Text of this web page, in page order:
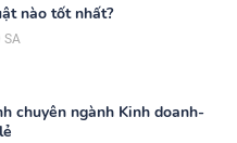
nào tốt nhất?
chuyên ngành Kinh doanh-